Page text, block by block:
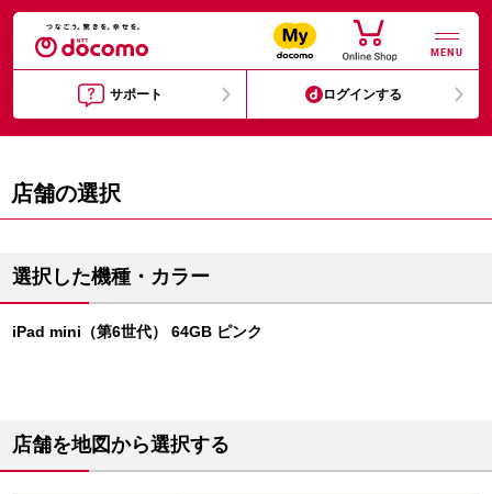
MENU
サポート ログインする
店舗の選択
選択した機種・カラー
iPad mini（第6世代） 64GB ピンク
店舗を地図から選択する